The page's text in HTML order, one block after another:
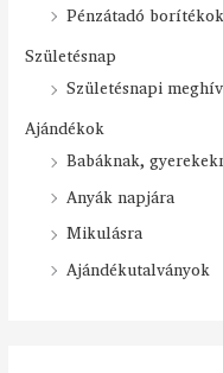
Pénzátadó
Születésnap
Születésnapi
Ajándékok
Babáknak,
Anyák napjára
Mikulásra
Ajándékutalványok